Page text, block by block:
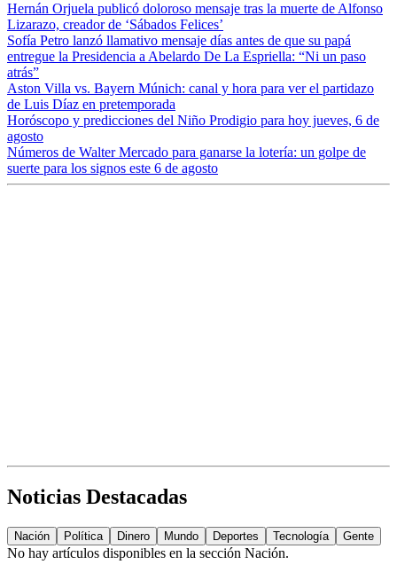
Hernán Orjuela publicó doloroso mensaje tras la muerte de Alfonso
Lizarazo, creador de ‘Sábados Felices’
Sofía Petro lanzó llamativo mensaje días antes de que su papá
entregue la Presidencia a Abelardo De La Espriella: “Ni un paso
atrás”
Aston Villa vs. Bayern Múnich: canal y hora para ver el partidazo
de Luis Díaz en pretemporada
Horóscopo y predicciones del Niño Prodigio para hoy jueves, 6 de
agosto
Números de Walter Mercado para ganarse la lotería: un golpe de
suerte para los signos este 6 de agosto
Noticias Destacadas
Nación Política Dinero Mundo Deportes Tecnología Gente
No hay artículos disponibles en la sección Nación.